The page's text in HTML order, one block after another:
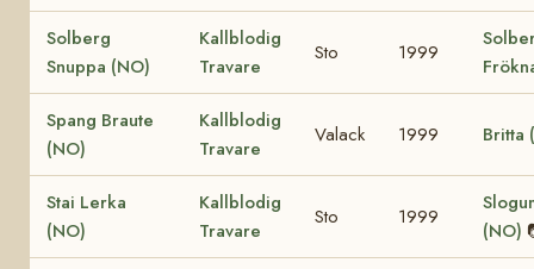
Solberg
Snuppa (NO)
Kallblodig
Travare
Sto 1999
Spang Braute
(NO)
Kallblodig
Travare
Valack 1999 Britta
Stai Lerka
(NO)
Kallblodig
Travare
Sto 1999
(NO)